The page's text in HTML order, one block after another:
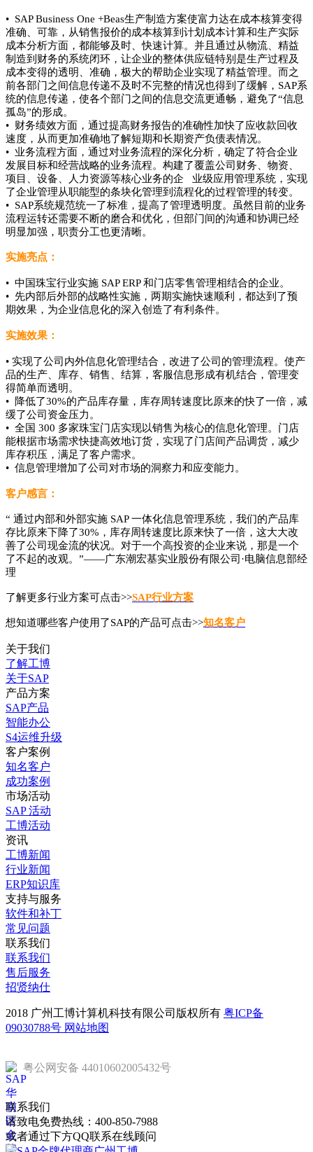
• SAP Business One +Beas生产制造方案使富力达在成本核算变得
准确、可靠，从销售报价的成本核算到计划成本计算和生产实际
成本分析方面，都能够及时、快速计算。并且通过从物流、精益
制造到财务的系统闭环，让企业的整体供应链特别是生产过程及
成本变得的透明、准确，极大的帮助企业实现了精益管理。而之
前各部门之间信息传递不及时不完整的情况也得到了缓解，SAP系
统的信息传递，使各个部门之间的信息交流更通畅，避免了“信息
孤岛”的形成。
• 财务绩效方面，通过提高财务报告的准确性加快了应收款回收
速度，从而更加准确地了解短期和长期资产负债表情况。
• 业务流程方面，通过对业务流程的深化分析，确定了符合企业
发展目标和经营战略的业务流程。构建了覆盖公司财务、物资、
项目、设备、人力资源等核心业务的企 业级应用管理系统，实现
了企业管理从职能型的条块化管理到流程化的过程管理的转变。
• SAP系统规范统一了标准，提高了管理透明度。虽然目前的业务
流程运转还需要不断的磨合和优化，但部门间的沟通和协调已经
明显加强，职责分工也更清晰。
实施亮点：
• 中国珠宝行业实施 SAP ERP 和门店零售管理相结合的企业。
• 先内部后外部的战略性实施，两期实施快速顺利，都达到了预
期效果，为企业信息化的深入创造了有利条件。
实施效果：
• 实现了公司内外信息化管理结合，改进了公司的管理流程。使产
品的生产、库存、销售、结算，客服信息形成有机结合，管理变
得简单而透明。
• 降低了30%的产品库存量，库存周转速度比原来的快了一倍，减
缓了公司资金压力。
• 全国 300 多家珠宝门店实现以销售为核心的信息化管理。门店
能根据市场需求快捷高效地订货，实现了门店间产品调货，减少
库存积压，满足了客户需求。
• 信息管理增加了公司对市场的洞察力和应变能力。
客户感言：
“ 通过内部和外部实施 SAP 一体化信息管理系统，我们的产品库
存比原来下降了30%，库存周转速度比原来快了一倍，这大大改
善了公司现金流的状况。对于一个高投资的企业来说，那是一个
了不起的改观。”——广东潮宏基实业股份有限公司·电脑信息部经
理
了解更多行业方案可点击>>SAP行业方案
想知道哪些客户使用了SAP的产品可点击>>知名客户
关于我们
了解工博
关于SAP
产品方案
SAP产品
智能办公
S4运维升级
客户案例
知名客户
成功案例
市场活动
SAP 活动
工博活动
资讯
工博新闻
行业新闻
ERP知识库
支持与服务
软件和补丁
常见问题
联系我们
联系我们
售后服务
招贤纳仕
2018 广州工博计算机科技有限公司版权所有 粤ICP备
09030788号 网站地图
粤公网安备 44010602005432号
联系我们
请致电免费热线： 400-850-7988
或者通过下方QQ联系在线顾问